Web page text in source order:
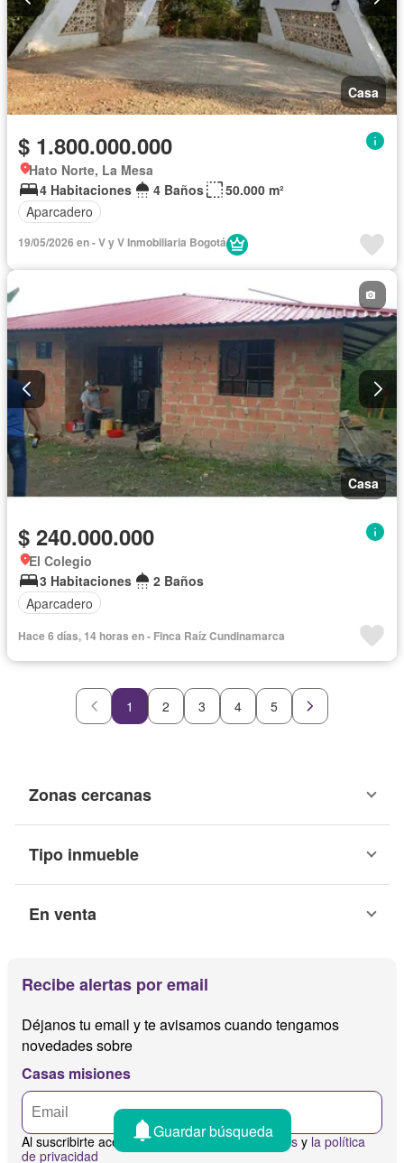
Casa
$ 1.800.000.000
Hato Norte, La Mesa
4 Habitaciones
4 Baños
50.000 m²
Aparcadero
19/05/2026 en - V y V Inmobiliaria Bogotá
Casa
$ 240.000.000
El Colegio
3 Habitaciones
2 Baños
Aparcadero
Hace 6 días, 14 horas en - Finca Raíz Cundinamarca
1 2 3 4 5
Zonas cercanas
Tipo inmueble
En venta
Recibe alertas por email
Déjanos tu email y te avisamos cuando tengamos
novedades sobre
Casas misiones
Al suscribirte aceptaslos términos y condiciones y la política
de privacidad
Guardar búsqueda